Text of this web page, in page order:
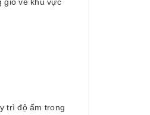
trì độ ẩm trong